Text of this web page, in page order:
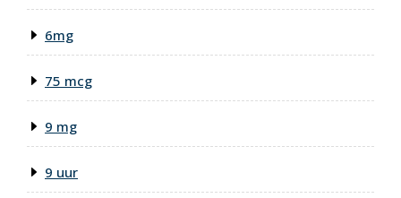
6mg
75 mcg
9 mg
9 uur